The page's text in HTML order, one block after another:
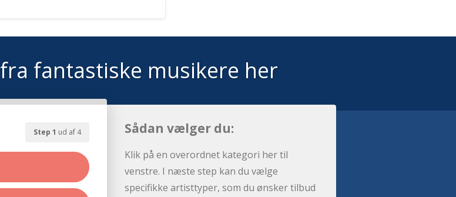
fra fantastiske musikere her
Step 1 ud af 4 Sådan vælger du:
Klik på en overordnet kategori her til
venstre. I næste step kan du vælge
specifikke artisttyper, som du ønsker tilbud